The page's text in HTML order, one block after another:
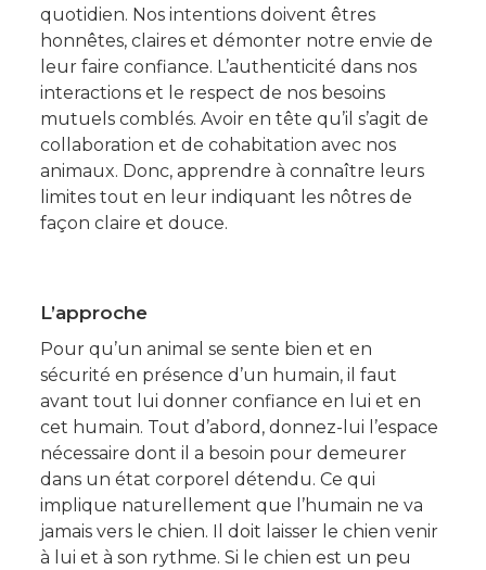
quotidien. Nos intentions doivent êtres
honnêtes, claires et démonter notre envie de
leur faire confiance. L’authenticité dans nos
interactions et le respect de nos besoins
mutuels comblés. Avoir en tête qu’il s’agit de
collaboration et de cohabitation avec nos
animaux. Donc, apprendre à connaître leurs
limites tout en leur indiquant les nôtres de
façon claire et douce.
L’approche
Pour qu’un animal se sente bien et en
sécurité en présence d’un humain, il faut
avant tout lui donner confiance en lui et en
cet humain. Tout d’abord, donnez-lui l’espace
nécessaire dont il a besoin pour demeurer
dans un état corporel détendu. Ce qui
implique naturellement que l’humain ne va
jamais vers le chien. Il doit laisser le chien venir
à lui et à son rythme. Si le chien est un peu